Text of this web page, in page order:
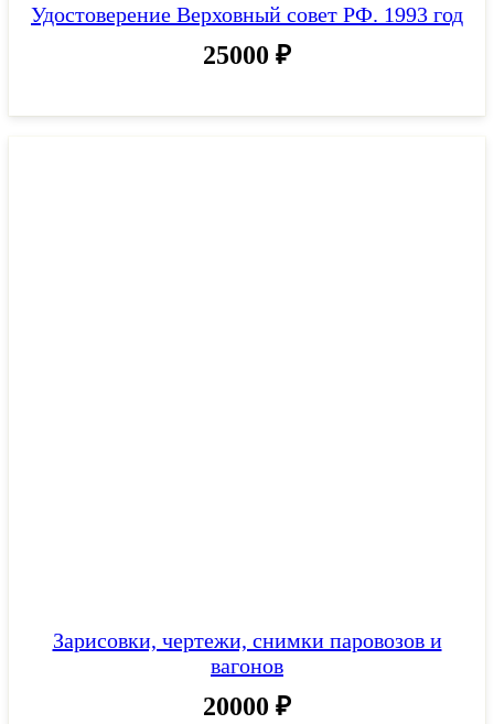
Удостоверение Верховный совет РФ. 1993 год
25000 ₽
Зарисовки, чертежи, снимки паровозов и
вагонов
20000 ₽